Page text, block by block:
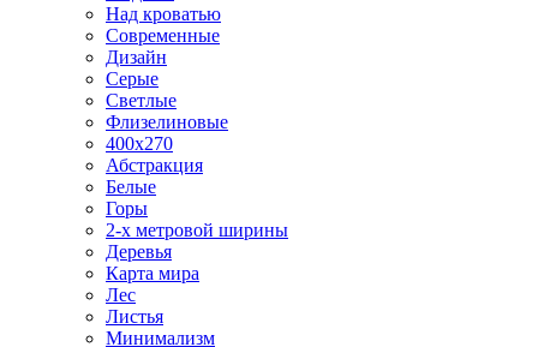
Над кроватью
Современные
Дизайн
Серые
Светлые
Флизелиновые
400х270
Абстракция
Белые
Горы
2-х метровой ширины
Деревья
Карта мира
Лес
Листья
Минимализм